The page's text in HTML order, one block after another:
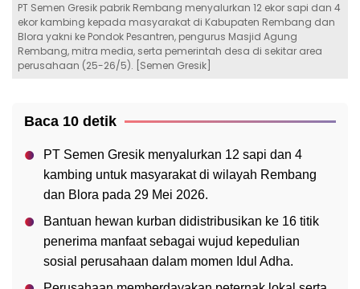
PT Semen Gresik pabrik Rembang menyalurkan 12 ekor sapi dan 4
ekor kambing kepada masyarakat di Kabupaten Rembang dan
Blora yakni ke Pondok Pesantren, pengurus Masjid Agung
Rembang, mitra media, serta pemerintah desa di sekitar area
perusahaan (25-26/5). [Semen Gresik]
Baca 10 detik
PT Semen Gresik menyalurkan 12 sapi dan 4
kambing untuk masyarakat di wilayah Rembang
dan Blora pada 29 Mei 2026.
Bantuan hewan kurban didistribusikan ke 16 titik
penerima manfaat sebagai wujud kepedulian
sosial perusahaan dalam momen Idul Adha.